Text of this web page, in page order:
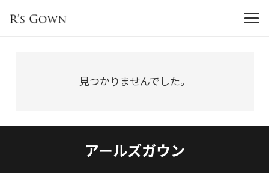
見つかりませんでした。
アールズガウン